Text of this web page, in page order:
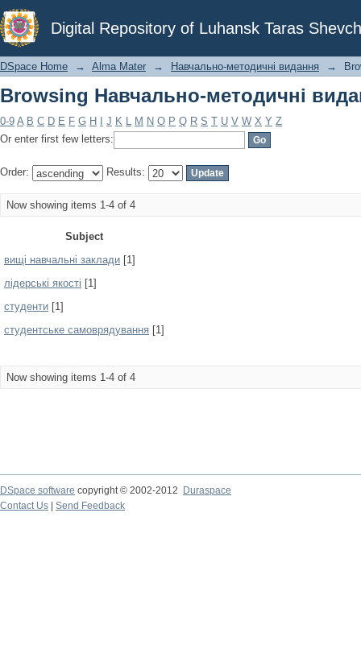
Digital Repository of Luhansk Taras
Browsing Навчально-методичні
DSpace Home → Alma Mater → Навчально-методичні видання →
Browsing Навчально-методичні
0-9 A B C D E F G H J K L M N O P Q R S T U V W X Y Z
Or enter first few letters:
Order: Results:
Now showing items 1-4 of 4
Subject
вищі навчальні заклади [1]
лідерські якості [1]
студенти [1]
студентське самоврядування [1]
Now showing items 1-4 of 4
DSpace software copyright © 2002-2012
Duraspace
Contact Us
Send Feedback